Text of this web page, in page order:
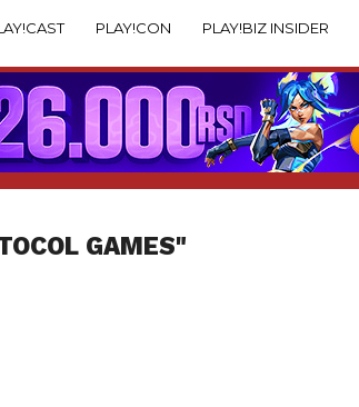
PLAY!CON PLAY!BIZ INSIDER
GAMES"